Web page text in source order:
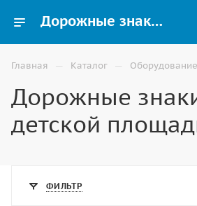
Дорожные знаки для детского сада купить в Ставрополе
Главная — Каталог —
Дорожные
детской
ФИЛЬТР